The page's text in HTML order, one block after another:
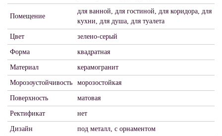
Помещение
для ванной, для гостиной, для коридора, для
кухни, для душа, для туалета
Цвет зелено-серый
Форма квадратная
Материал керамогранит
Морозоустойчивость морозостойкая
Поверхность матовая
Ректификат нет
Дизайн под металл, с орнаментом